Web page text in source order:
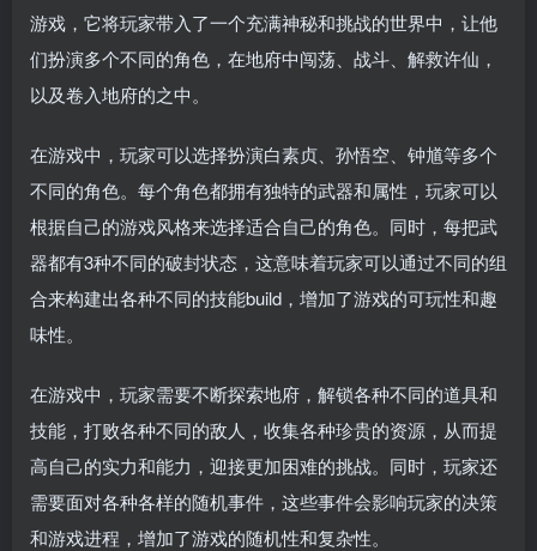
游戏，它将玩家带入了一个充满神秘和挑战的世界中，让他
们扮演多个不同的角色，在地府中闯荡、战斗、解救许仙，
以及卷入地府的之中。
在游戏中，玩家可以选择扮演白素贞、孙悟空、钟馗等多个
不同的角色。每个角色都拥有独特的武器和属性，玩家可以
根据自己的游戏风格来选择适合自己的角色。同时，每把武
器都有3种不同的破封状态，这意味着玩家可以通过不同的组
合来构建出各种不同的技能build，增加了游戏的可玩性和趣
味性。
在游戏中，玩家需要不断探索地府，解锁各种不同的道具和
技能，打败各种不同的敌人，收集各种珍贵的资源，从而提
高自己的实力和能力，迎接更加困难的挑战。同时，玩家还
需要面对各种各样的随机事件，这些事件会影响玩家的决策
和游戏进程，增加了游戏的随机性和复杂性。